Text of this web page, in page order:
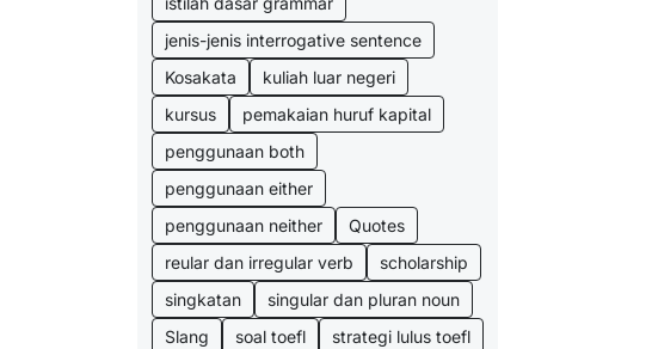
jenis-jenis interrogative sentence
Kosakata
kuliah luar negeri
kursus
pemakaian huruf kapital
penggunaan both
penggunaan either
penggunaan neither
Quotes
reular dan irregular verb
scholarship
singkatan
singular dan pluran noun
Slang
soal toefl
strategi lulus toefl